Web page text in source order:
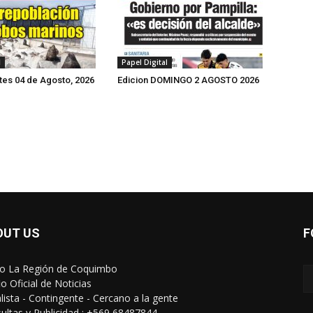
04 de Agosto, 2026
Papel Digital
Edicion DOMINGO 2 AGOSTO 2026
US
La Región de Coquimbo
Oficial de Noticias
- Contingente - Cercano a la gente